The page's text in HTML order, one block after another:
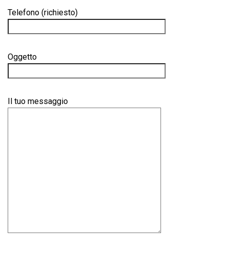
Telefono (richiesto)
Oggetto
Il tuo messaggio